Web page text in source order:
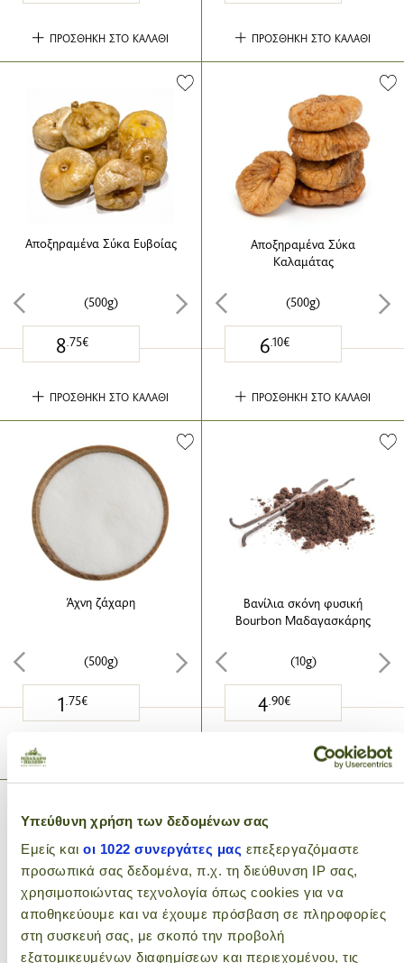
Υπεύθυνη χρήση των δεδομένων σας
Εμείς και οι 1022 συνεργάτες μας επεξεργαζόμαστε
προσωπικά σας δεδομένα, π.χ. τη διεύθυνση IP σας,
χρησιμοποιώντας τεχνολογία όπως cookies για να
αποθηκεύουμε και να έχουμε πρόσβαση σε πληροφορίες
στη συσκευή σας, με σκοπό την προβολή
εξατομικευμένων διαφημίσεων και περιεχομένου, τις
ΠΡΟΣΘΗΚΗ ΣΤΟ ΚΑΛΑΘΙ ΠΡΟΣΘΗΚΗ ΣΤΟ ΚΑΛΑΘΙ
Αποξηραμένα Σύκα Ευβοίας
(500g)
8.75€
ΠΡΟΣΘΗΚΗ ΣΤΟ ΚΑΛΑΘΙ
Αποξηραμένα Σύκα
Καλαμάτας
(500g)
6.10€
ΠΡΟΣΘΗΚΗ ΣΤΟ ΚΑΛΑΘΙ
Άχνη ζάχαρη
(500g)
1.75€
Βανίλια σκόνη φυσική
Bourbon Μαδαγασκάρης
(10g)
4.90€
ΠΡΟΣΘΗΚΗ ΣΤΟ ΚΑΛΑΘΙ